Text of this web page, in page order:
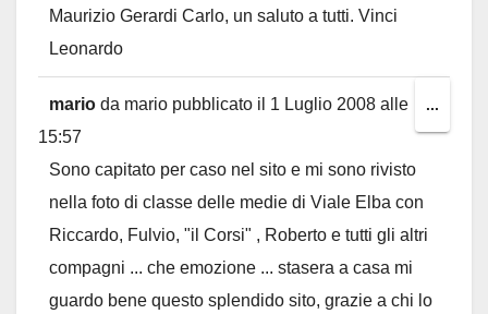
Maurizio Gerardi Carlo, un saluto a tutti. Vinci
Leonardo
mario da mario pubblicato il 1 Luglio 2008 alle
15:57
Sono capitato per caso nel sito e mi sono rivisto
nella foto di classe delle medie di Viale Elba con
Riccardo, Fulvio, "il Corsi" , Roberto e tutti gli altri
compagni ... che emozione ... stasera a casa mi
guardo bene questo splendido sito, grazie a chi lo
...
this